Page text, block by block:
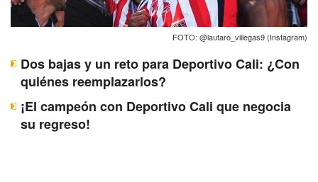
FOTO: @lautaro_villegas9 (Instagram)
Dos bajas y un reto para Deportivo Cali: ¿Con
quiénes reemplazarlos?
¡El campeón con Deportivo Cali que negocia
su regreso!